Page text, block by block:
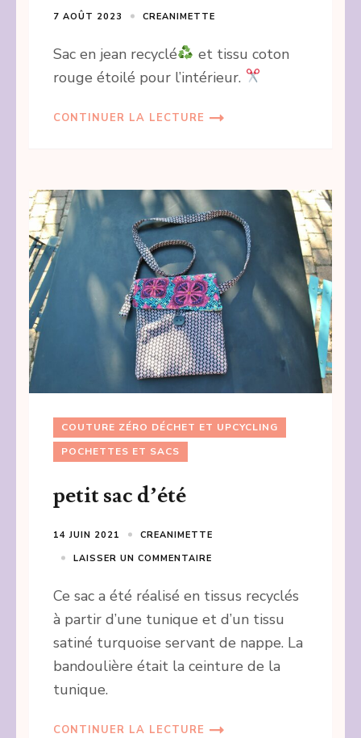
7 AOÛT 2023 CREANIMETTE
Sac en jean recyclé
et tissu coton
rouge étoilé pour l’intérieur.
CONTINUER LA LECTURE
COUTURE ZÉRO DÉCHET ET UPCYCLING
POCHETTES ET SACS
petit sac d’été
14 JUIN 2021
CREANIMETTE
LAISSER UN COMMENTAIRE
Ce sac a été réalisé en tissus recyclés
à partir d’une tunique et d’un tissu
satiné turquoise servant de nappe. La
bandoulière était la ceinture de la
tunique.
CONTINUER LA LECTURE